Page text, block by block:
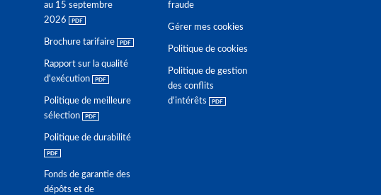
au 15 septembre
2026
Brochure tarifaire
Rapport sur la qualité
d'exécution
Politique de meilleure
sélection
Politique de durabilité
Fonds de garantie des
dépôts et de
fraude
Gérer mes cookies
Politique de cookies
Politique de gestion
des conflits
d'intérêts